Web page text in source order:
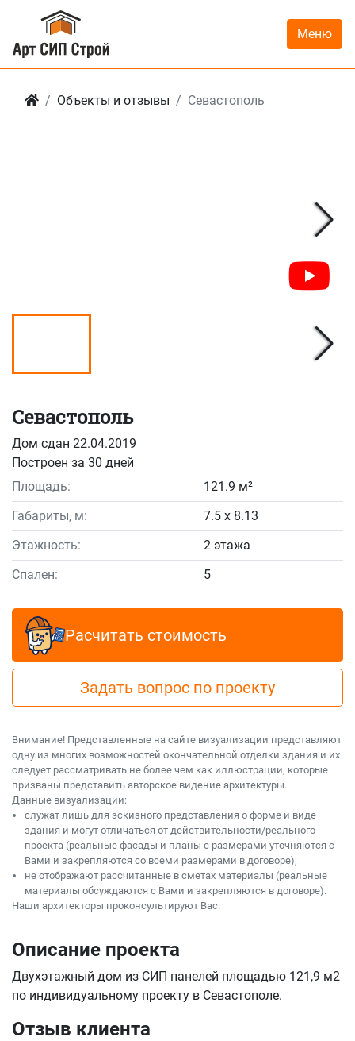
Меню
Объекты и отзывы Севастополь
Севастополь
Дом сдан 22.04.2019
Построен за 30 дней
Площадь:
121.9 м²
Габариты, м:
7.5 x 8.13
Этажность:
2 этажа
Спален:
5
Расчитать стоимость
Задать вопрос по проекту
Внимание! Представленные на сайте визуализации представляют
одну из многих возможностей окончательной отделки здания и их
следует рассматривать не более чем как иллюстрации, которые
призваны представить авторское видение архитектуры.
Данные визуализации:
служат лишь для эскизного представления о форме и виде
здания и могут отличаться от действительности/реального
проекта (реальные фасады и планы с размерами уточняются с
Вами и закрепляются со всеми размерами в договоре);
не отображают рассчитанные в сметах материалы (реальные
материалы обсуждаются с Вами и закрепляются в договоре).
Наши архитекторы проконсультируют Вас.
Описание проекта
Двухэтажный дом из СИП панелей площадью 121,9 м2
по индивидуальному проекту в Севастополе.
Отзыв клиента